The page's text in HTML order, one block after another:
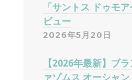
「サントス ドゥモ
ビュー
2026年5月20日
【2026年最新】ブ
ァゾムス オーシャ